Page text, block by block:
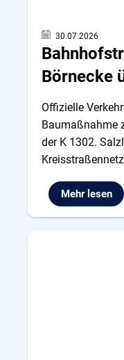
30.07.2026
Börnecke
Offizielle
Baumaßnahme
der K 1302.
Mehr lesen